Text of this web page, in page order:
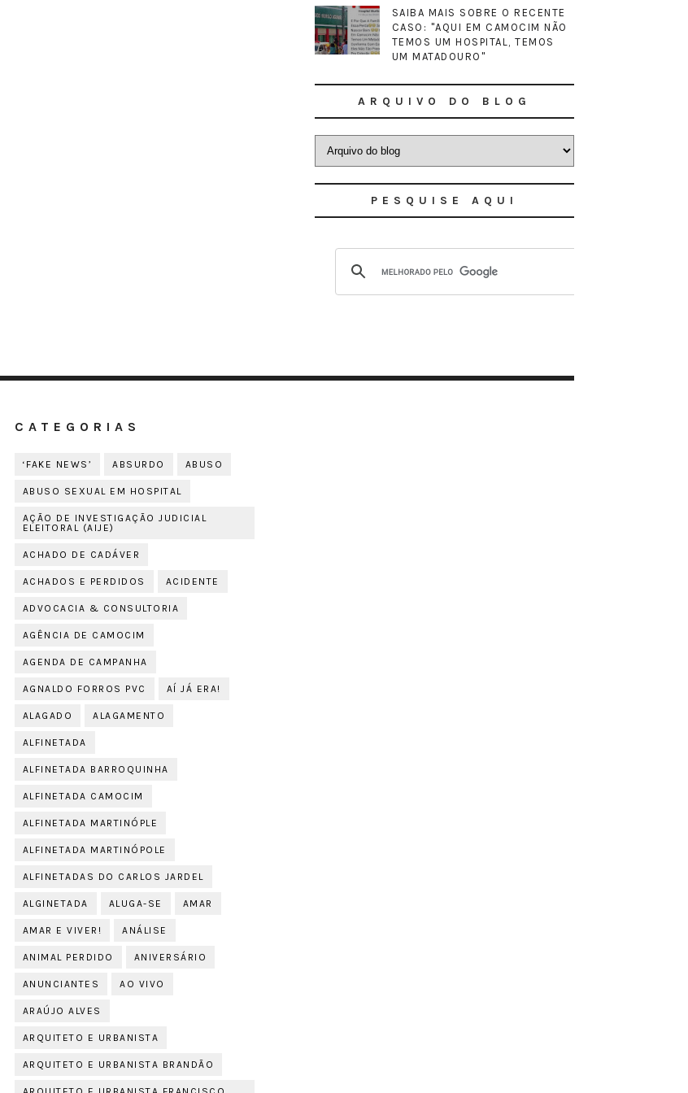
SAIBA MAIS SOBRE O RECENTE
CASO: "AQUI EM CAMOCIM NÃO
TEMOS UM HOSPITAL, TEMOS
UM MATADOURO"
ARQUIVO DO BLOG
PESQUISE AQUI
CATEGORIAS
‘FAKE NEWS’ ABSURDO ABUSO
ABUSO SEXUAL EM HOSPITAL
AÇÃO DE INVESTIGAÇÃO JUDICIAL
ELEITORAL (AIJE)
ACHADO DE CADÁVER
ACHADOS E PERDIDOS ACIDENTE
ADVOCACIA & CONSULTORIA
AGÊNCIA DE CAMOCIM
AGENDA DE CAMPANHA
AGNALDO FORROS PVC AÍ JÁ ERA!
ALAGADO ALAGAMENTO
ALFINETADA
ALFINETADA BARROQUINHA
ALFINETADA CAMOCIM
ALFINETADA MARTINÓPLE
ALFINETADA MARTINÓPOLE
ALFINETADAS DO CARLOS JARDEL
ALGINETADA ALUGA-SE AMAR
AMAR E VIVER! ANÁLISE
ANIMAL PERDIDO ANIVERSÁRIO
ANUNCIANTES AO VIVO
ARAÚJO ALVES
ARQUITETO E URBANISTA
ARQUITETO E URBANISTA BRANDÃO